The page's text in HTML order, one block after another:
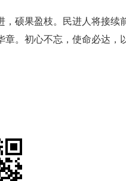
硕果盈枝。民进人将接续
。初心不忘，使命必达，